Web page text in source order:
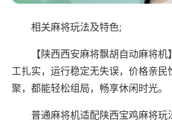
相关麻将玩法及特色;
【陕西西安麻将飘胡自动麻将
工扎实，运行稳定无失误，价格亲
聚，都能轻松组局，畅享休闲时光。
普通麻将机适配陕西宝鸡麻将